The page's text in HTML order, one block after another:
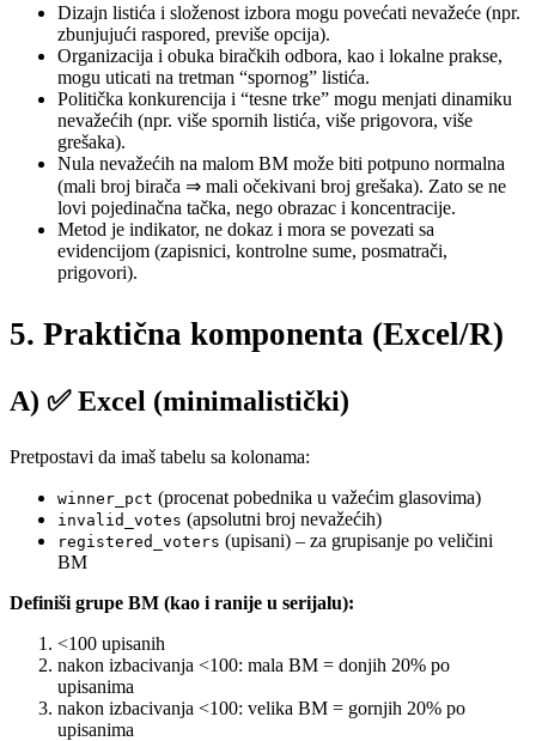
Dizajn listića i složenost izbora mogu povećati nevažeće (npr.
zbunjujući raspored, previše opcija).
Organizacija i obuka biračkih odbora, kao i lokalne prakse,
mogu uticati na tretman “spornog” listića.
Politička konkurencija i “tesne trke” mogu menjati dinamiku
nevažećih (npr. više spornih listića, više prigovora, više
grešaka).
Nula nevažećih na malom BM može biti potpuno normalna
(mali broj birača ⇒ mali očekivani broj grešaka). Zato se ne
lovi pojedinačna tačka, nego obrazac i koncentracije.
Metod je indikator, ne dokaz i mora se povezati sa
evidencijom (zapisnici, kontrolne sume, posmatrači,
prigovori).
5. Praktična komponenta (Excel/R)
A) ✅ Excel (minimalistički)
Pretpostavi da imaš tabelu sa kolonama:
winner_pct (procenat pobednika u važećim glasovima)
invalid_votes (apsolutni broj nevažećih)
registered_voters (upisani) – za grupisanje po veličini
BM
Definiši grupe BM (kao i ranije u serijalu):
<100 upisanih
nakon izbacivanja <100: mala BM = donjih 20% po
upisanima
nakon izbacivanja <100: velika BM = gornjih 20% po
upisanima